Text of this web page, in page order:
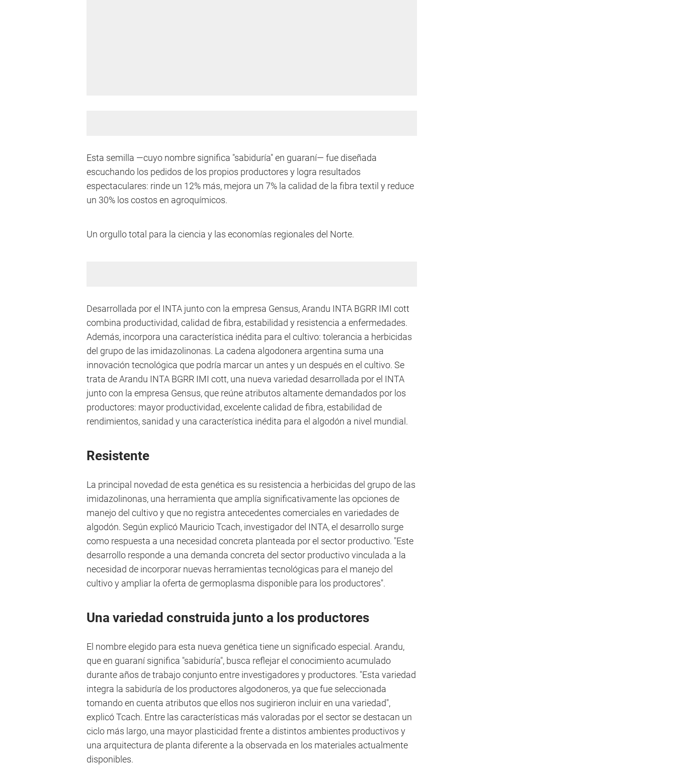
Esta semilla —cuyo nombre significa "sabiduría" en guaraní— fue diseñada
escuchando los pedidos de los propios productores y logra resultados
espectaculares: rinde un 12% más, mejora un 7% la calidad de la fibra textil y reduce
un 30% los costos en agroquímicos.
Un orgullo total para la ciencia y las economías regionales del Norte.
Desarrollada por el INTA junto con la empresa Gensus, Arandu INTA BGRR IMI cott
combina productividad, calidad de fibra, estabilidad y resistencia a enfermedades.
Además, incorpora una característica inédita para el cultivo: tolerancia a herbicidas
del grupo de las imidazolinonas. La cadena algodonera argentina suma una
innovación tecnológica que podría marcar un antes y un después en el cultivo. Se
trata de Arandu INTA BGRR IMI cott, una nueva variedad desarrollada por el INTA
junto con la empresa Gensus, que reúne atributos altamente demandados por los
productores: mayor productividad, excelente calidad de fibra, estabilidad de
rendimientos, sanidad y una característica inédita para el algodón a nivel mundial.
Resistente
La principal novedad de esta genética es su resistencia a herbicidas del grupo de las
imidazolinonas, una herramienta que amplía significativamente las opciones de
manejo del cultivo y que no registra antecedentes comerciales en variedades de
algodón. Según explicó Mauricio Tcach, investigador del INTA, el desarrollo surge
como respuesta a una necesidad concreta planteada por el sector productivo. "Este
desarrollo responde a una demanda concreta del sector productivo vinculada a la
necesidad de incorporar nuevas herramientas tecnológicas para el manejo del
cultivo y ampliar la oferta de germoplasma disponible para los productores".
Una variedad construida junto a los productores
El nombre elegido para esta nueva genética tiene un significado especial. Arandu,
que en guaraní significa "sabiduría", busca reflejar el conocimiento acumulado
durante años de trabajo conjunto entre investigadores y productores. "Esta variedad
integra la sabiduría de los productores algodoneros, ya que fue seleccionada
tomando en cuenta atributos que ellos nos sugirieron incluir en una variedad",
explicó Tcach. Entre las características más valoradas por el sector se destacan un
ciclo más largo, una mayor plasticidad frente a distintos ambientes productivos y
una arquitectura de planta diferente a la observada en los materiales actualmente
disponibles.